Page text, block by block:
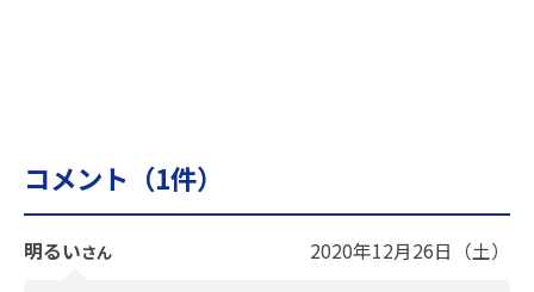
コメント（1件）
明るいさん 2020年12月26日（土）